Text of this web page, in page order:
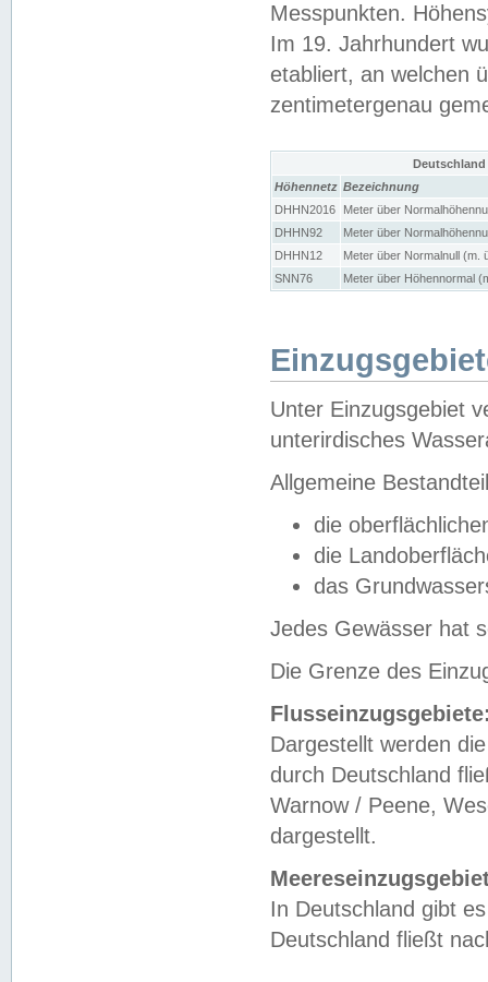
Messpunkten.
Im 19. Jahrhundert
etabliert, an welchen
zentimetergenau
Höhennetz Bezeichnung
DHHN2016
Meter über
DHHN92
Meter über
DHHN12
Meter über Normalnull (m.
SNN76
Meter über Höhennormal
Unter Einzugsgebiet
unterirdisches
Allgemeine
die
die
das
Jedes Gewässer hat
Die Grenze des
Dargestellt werden
durch Deutschland
Warnow / Peene,
dargestellt.
In Deutschland gibt
Deutschland fließt